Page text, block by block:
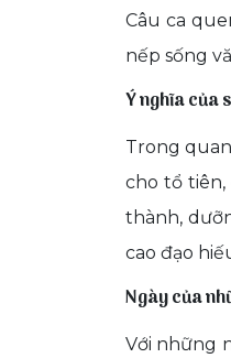
Câu ca
nếp sống
Ý nghĩa của
Trong
cho tổ
thành,
cao đạo
Ngày của
Với những